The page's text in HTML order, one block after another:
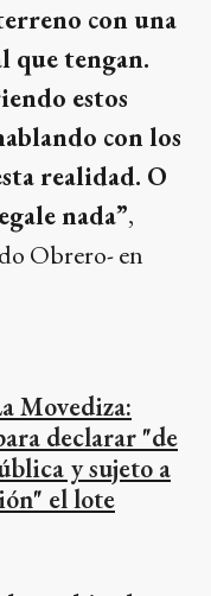
con una
que tengan.
estos
con los
realidad. O
nada”,
Obrero- en
Movediza:
declarar "de
y sujeto a
el lote